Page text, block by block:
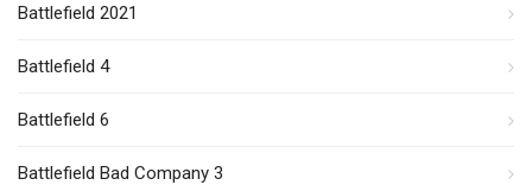
Battlefield 2021
Battlefield 4
Battlefield 6
Battlefield Bad Company 3